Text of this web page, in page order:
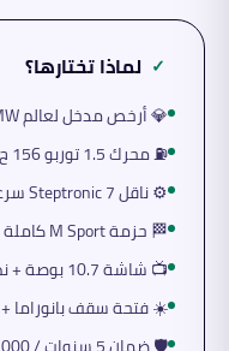
✓ لماذا تختارها؟
💎 أرخص مدخل لعالم BMW الفاخر في مصر
⛽ محرك 1.5 توربو 156 ح.ق باستهلاك 6.4 لتر/100كم
⚙️ ناقل Steptronic 7 سرعات سريع وسلس
🏁 حزمة M Sport كاملة بمصدّات وجنوط رياضية
📺 شاشة 10.7 بوصة + نظام iDrive 9 الأحدث
☀️ فتحة سقف بانوراما + 6 وسائد هوائية